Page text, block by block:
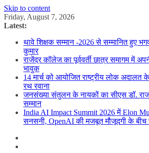
Skip to content
Friday, August 7, 2026
Latest:
थावे शिक्षक सम्मान -2026 से सम्मानित हुए
कुमार
राजेंद्र कॉलेज का पूर्ववर्ती छात्र समागम में
भावुक
14 मार्च को आयोजित राष्ट्रीय लोक अदालत
रथ रवाना
जनसंख्या संतुलन के नायकों का सीएस डॉ.
सम्मान
India AI Impact Summit 2026 में Elon
सनसनी, OpenAI की मजबूत मौजूदगी के बीच